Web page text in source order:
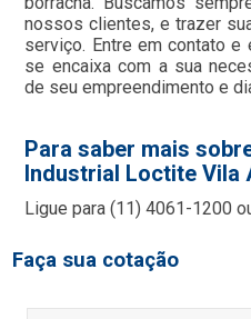
nossos clientes, e trazer
serviço. Entre em contato
se encaixa com a sua
de seu empreendimento e
Para saber mais
Industrial Loctite Vila
Ligue para(11) 4061-1200
Faça sua cotação